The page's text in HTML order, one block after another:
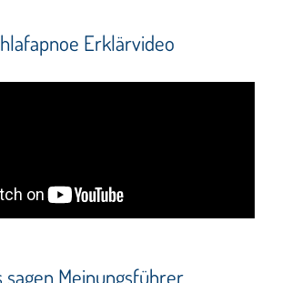
Erklärvideo
sagen Meinungsführer